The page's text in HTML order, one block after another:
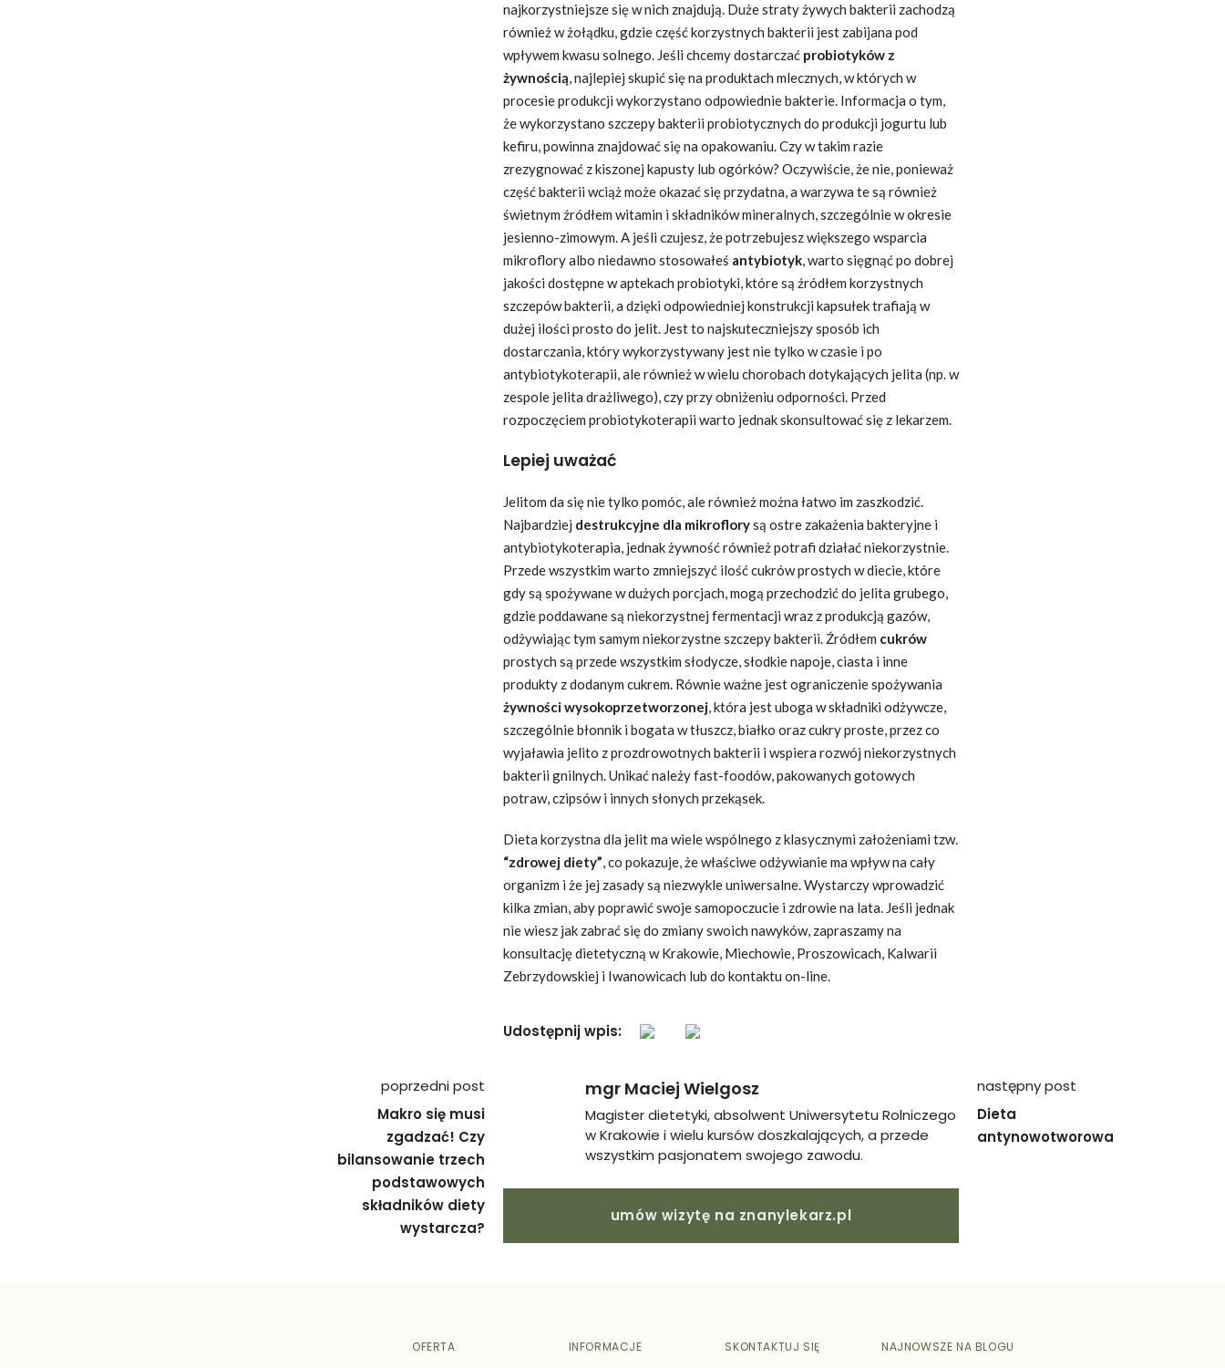
najkorzystniejsze się w nich znajdują. Duże straty żywych bakterii zachodzą
również w żołądku, gdzie część korzystnych bakterii jest zabijana pod
wpływem kwasu solnego. Jeśli chcemy dostarczać probiotyków z
żywnością, najlepiej skupić się na produktach mlecznych, w których w
procesie produkcji wykorzystano odpowiednie bakterie. Informacja o tym,
że wykorzystano szczepy bakterii probiotycznych do produkcji jogurtu lub
kefiru, powinna znajdować się na opakowaniu. Czy w takim razie
zrezygnować z kiszonej kapusty lub ogórków? Oczywiście, że nie, ponieważ
część bakterii wciąż może okazać się przydatna, a warzywa te są również
świetnym źródłem witamin i składników mineralnych, szczególnie w okresie
jesienno-zimowym. A jeśli czujesz, że potrzebujesz większego wsparcia
mikroflory albo niedawno stosowałeś antybiotyk, warto sięgnąć po dobrej
jakości dostępne w aptekach probiotyki, które są źródłem korzystnych
szczepów bakterii, a dzięki odpowiedniej konstrukcji kapsułek trafiają w
dużej ilości prosto do jelit. Jest to najskuteczniejszy sposób ich
dostarczania, który wykorzystywany jest nie tylko w czasie i po
antybiotykoterapii, ale również w wielu chorobach dotykających jelita (np. w
zespole jelita drażliwego), czy przy obniżeniu odporności. Przed
rozpoczęciem probiotykoterapii warto jednak skonsultować się z lekarzem.
Lepiej uważać
Jelitom da się nie tylko pomóc, ale również można łatwo im zaszkodzić.
Najbardziej destrukcyjne dla mikroflorysą ostre zakażenia bakteryjne i
antybiotykoterapia, jednak żywność również potrafi działać niekorzystnie.
Przede wszystkim warto zmniejszyć ilość cukrów prostych w diecie, które
gdy są spożywane w dużych porcjach, mogą przechodzić do jelita grubego,
gdzie poddawane są niekorzystnej fermentacji wraz z produkcją gazów,
odżywiając tym samym niekorzystne szczepy bakterii. Źródłem cukrów
prostych są przede wszystkim słodycze, słodkie napoje, ciasta i inne
produkty z dodanym cukrem. Równie ważne jest ograniczenie spożywania
żywności wysokoprzetworzonej, która jest uboga w składniki odżywcze,
szczególnie błonnik i bogata w tłuszcz, białko oraz cukry proste, przez co
wyjaławia jelito z prozdrowotnych bakterii i wspiera rozwój niekorzystnych
bakterii gnilnych. Unikać należy fast-foodów, pakowanych gotowych
potraw, czipsów i innych słonych przekąsek.
Dieta korzystna dla jelit ma wiele wspólnego z klasycznymi założeniami tzw.
“zdrowej diety”, co pokazuje, że właściwe odżywianie ma wpływ na cały
organizm i że jej zasady są niezwykle uniwersalne. Wystarczy wprowadzić
kilka zmian, aby poprawić swoje samopoczucie i zdrowie na lata. Jeśli jednak
nie wiesz jak zabrać się do zmiany swoich nawyków, zapraszamy na
konsultację dietetyczną w Krakowie, Miechowie, Proszowicach, Kalwarii
Zebrzydowskiej i Iwanowicach lub do kontaktu on-line.
Udostępnij wpis:
Nawigacja
poprzedni post
Makro się musi
zgadzać! Czy
bilansowanie trzech
podstawowych
składników diety
wystarcza?
następny post
Dieta
antynowotworowa
mgr Maciej Wielgosz
Magister dietetyki, absolwent Uniwersytetu Rolniczego
w Krakowie i wielu kursów doszkalających, a przede
wszystkim pasjonatem swojego zawodu.
umów wizytę na znanylekarz.pl
OFERTA INFORMACJE SKONTAKTUJ SIĘ NAJNOWSZE NA BLOGU